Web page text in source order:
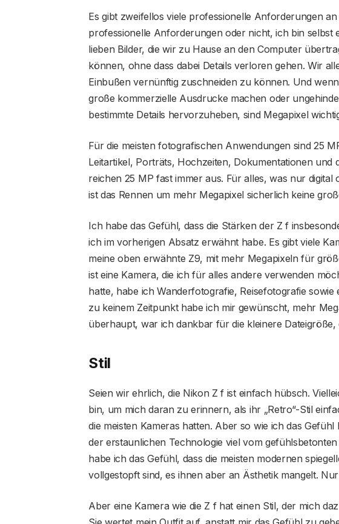
Es gibt zweifellos viele professionelle Anforderungen
professionelle Anforderungen oder nicht, ich bin selbst
lieben Bilder, die wir zu Hause an den Computer
können, ohne dass dabei Details verloren gehen. Wir
Einbußen vernünftig zuschneiden zu können. Und
große kommerzielle Ausdrucke machen oder
bestimmte Details hervorzuheben, sind Megapixel
Für die meisten fotografischen Anwendungen sind 25
Leitartikel, Porträts, Hochzeiten, Dokumentationen und
reichen 25 MP fast immer aus. Für alles, was nur digital
ist das Rennen um mehr Megapixel sicherlich keine
Ich habe das Gefühl, dass die Stärken der Z f
ich im vorherigen Absatz erwähnt habe. Es gibt viele
meine oben erwähnte Z9, mit mehr Megapixeln für
ist eine Kamera, die ich für alles andere verwenden
hatte, habe ich Wanderfotografie, Reisefotografie
zu keinem Zeitpunkt habe ich mir gewünscht, mehr
überhaupt, war ich dankbar für die kleinere
Stil
Seien wir ehrlich, die Nikon Z f ist einfach hübsch.
bin, um mich daran zu erinnern, als ihr „Retro“-Stil
die meisten Kameras hatten. Aber so wie ich das
der erstaunlichen Technologie viel vom
habe ich das Gefühl, dass die meisten modernen
vollgestopft sind, es ihnen aber an Ästhetik mangelt.
Aber eine Kamera wie die Z f hat einen Stil, der mich